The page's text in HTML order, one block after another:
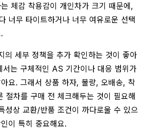
체감 착용감이 개인차가 크기 때문에,
너무 타이트하거나 너무 여유로운 선택
의 세부 정책을 추가 확인하는 것이 좋아
서는 구체적인 AS 기간이나 대응 범위가
요. 그래서 상품 하자, 불량, 오배송, 착
절차를 구매 전 체크해두는 것이 필요해
성상 교환/반품 조건이 까다로울 수 있으
이 특히 중요해요.